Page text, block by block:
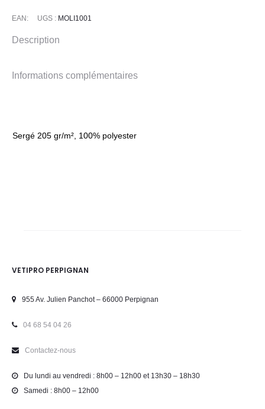
EAN: UGS : MOLI1001
Description
Informations complémentaires
Sergé 205 gr/m², 100% polyester
VETIPRO PERPIGNAN
955 Av. Julien Panchot – 66000 Perpignan
04 68 54 04 26
Contactez-nous
Du lundi au vendredi : 8h00 – 12h00 et 13h30 – 18h30
Samedi : 8h00 – 12h00